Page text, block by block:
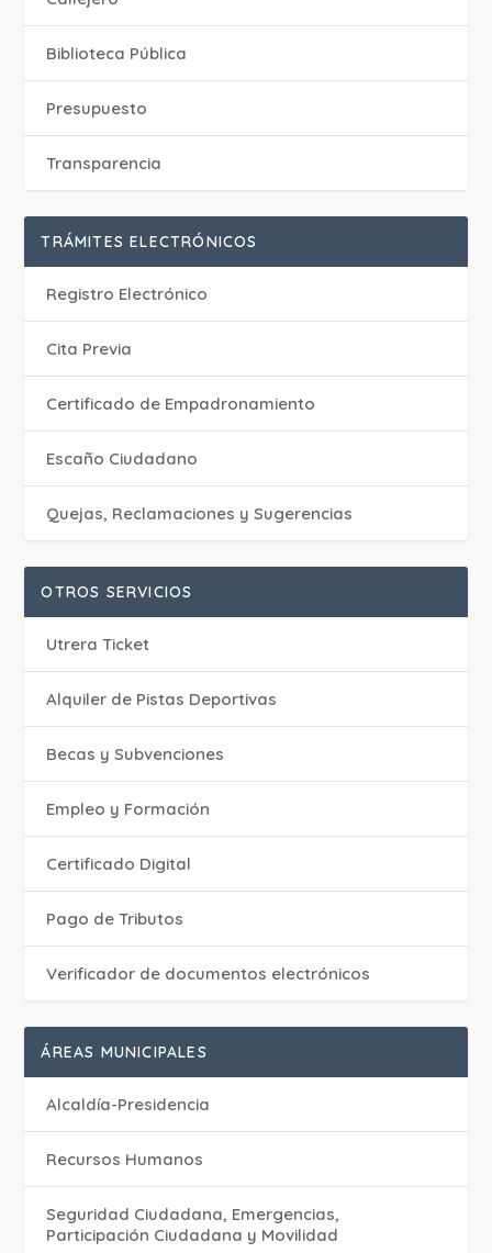
Biblioteca Pública
Presupuesto
Transparencia
TRÁMITES ELECTRÓNICOS
Registro Electrónico
Cita Previa
Certificado de Empadronamiento
Escaño Ciudadano
Quejas, Reclamaciones y Sugerencias
OTROS SERVICIOS
Utrera Ticket
Alquiler de Pistas Deportivas
Becas y Subvenciones
Empleo y Formación
Certificado Digital
Pago de Tributos
Verificador de documentos electrónicos
ÁREAS MUNICIPALES
Alcaldía-Presidencia
Recursos Humanos
Seguridad Ciudadana, Emergencias,
Participación Ciudadana y Movilidad